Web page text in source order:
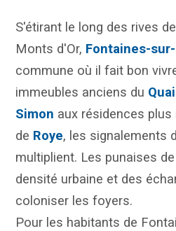
S'étirant le long des rives
Monts d'Or, Fontaines-
commune où il fait bon
immeubles anciens du
Simon aux résidences
de Roye, les signalements
multiplient. Les punaises
densité urbaine et des
coloniser les foyers.
Pour les habitants de